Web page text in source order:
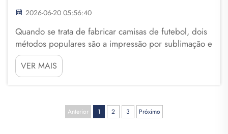
2026-06-20 05:56:40
Quando se trata de fabricar camisas de futebol, dois
métodos populares são a impressão por sublimação e
a serigrafia. Ambos os métodos possuem
características próprias. Escolher o método certo é
fundamental para sua equipe de futebol. Na Fuzhou
VER MAIS
Anterior 1 2 3 Próximo